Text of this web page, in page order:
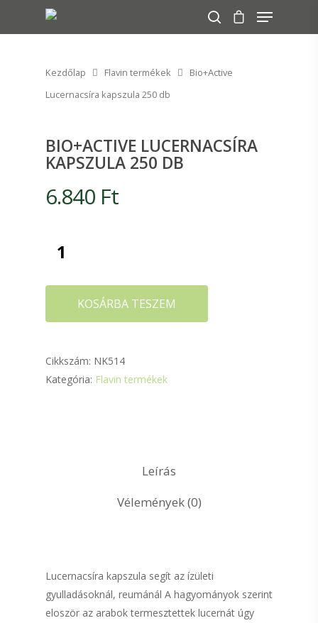
Kezdőlap Flavin termékek
Bio+Active
Lucernacsíra kapszula 250 db
BIO+ACTIVE LUCERNACSÍRA
KAPSZULA 250 DB
6.840 Ft
KOSÁRBA TESZEM
Cikkszám: NK514
Kategória: Flavin termékek
Leírás
Vélemények (0)
Lucernacsíra kapszula segít az ízületi
gyulladásoknál, reumánál A hagyományok szerint
eloször az arabok termesztettek lucernát úgy